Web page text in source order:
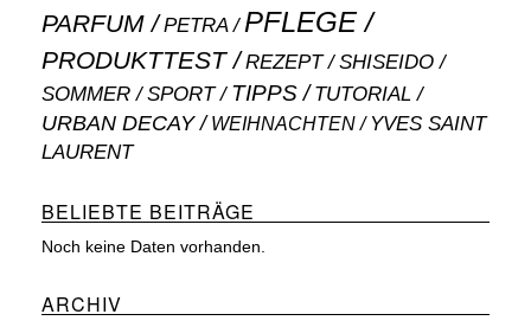
PARFUM PETRA PFLEGE
PRODUKTTEST REZEPT SHISEIDO
SOMMER SPORT TIPPS TUTORIAL
URBAN DECAY WEIHNACHTEN
YVES SAINT
LAURENT
BELIEBTE BEITRÄGE
Noch keine Daten vorhanden.
ARCHIV